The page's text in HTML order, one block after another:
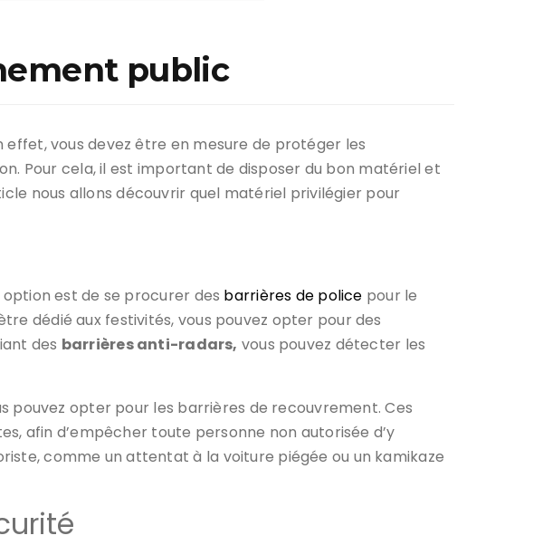
public
effet, vous devez être en mesure de protéger les
Pour cela, il est important de disposer du bon matériel et
nous allons découvrir quel matériel privilégier pour
option est de se procurer des barrières de police pour le
dédié aux festivités, vous pouvez opter pour des
des barrières anti-radars, vous pouvez détecter les
pouvez opter pour les barrières de recouvrement. Ces
afin d’empêcher toute personne non autorisée d’y
comme un attentat à la voiture piégée ou un kamikaze